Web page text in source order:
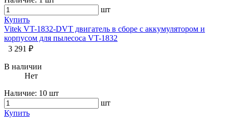
шт
Купить
Vitek VT-1832-DVT двигатель в сборе с аккумулятором и
корпусом для пылесоса VT-1832
3 291 ₽
В наличии
Нет
Наличие: 10 шт
шт
Купить